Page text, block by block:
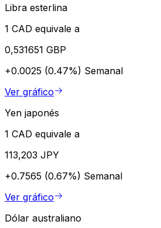
Libra esterlina
1 CAD equivale a
0,531651 GBP
+0.0025 (0.47%) Semanal
Ver gráfico
Yen japonés
1 CAD equivale a
113,203 JPY
+0.7565 (0.67%) Semanal
Ver gráfico
Dólar australiano